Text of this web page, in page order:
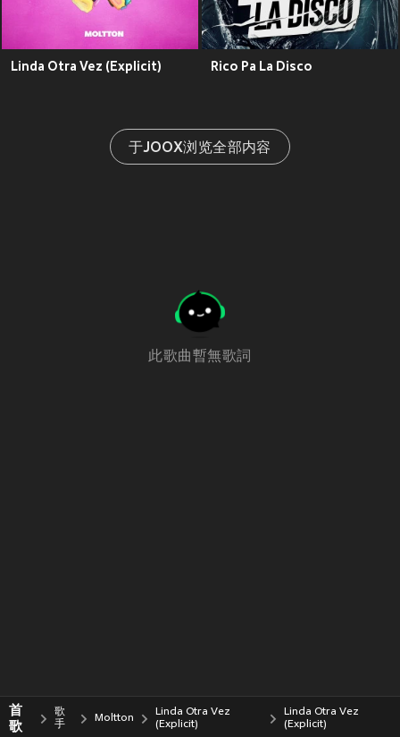
Linda Otra Vez (Explicit) Rico Pa La Disco
于JOOX浏览全部内容
此歌曲暫無歌詞
首
歌
歌
手
Moltton
Linda Otra Vez
(Explicit)
Linda Otra Vez
(Explicit)